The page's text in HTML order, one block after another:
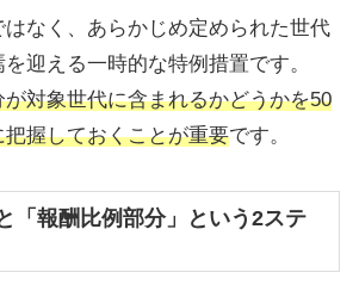
なく、あらかじめ定められた世代
迎える一時的な特例措置です。
が対象世代に含まれるかどうかを50
握しておくことが重要です。
「報酬比例部分」という2ステ